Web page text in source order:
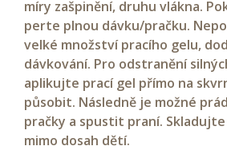
míry zašpinění, druhu vlákna.
perte plnou dávku/pračku.
velké množství pracího gelu,
dávkování. Pro odstranění
aplikujte prací gel přímo na
působit. Následně je možné
pračky a spustit praní. Skladujte
mimo dosah dětí.